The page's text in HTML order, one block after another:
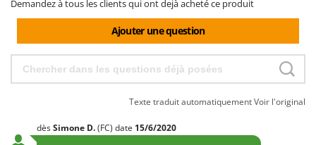
Z
Zanon
Zephir
Zodiac
Demandez à tous les clients qui ont dejà acheté ce produit
Ajouter une question
Texte traduit automatiquementVoir l'original
dèsSimone D.(FC) date 15/6/2020